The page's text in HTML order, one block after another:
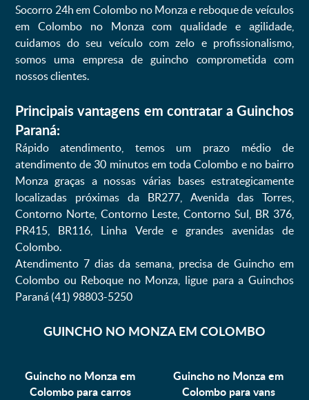
Socorro 24h em Colombo no Monza e reboque de veículos
em Colombo no Monza com qualidade e agilidade,
cuidamos do seu veículo com zelo e profissionalismo,
somos uma empresa de guincho comprometida com
nossos clientes.
Principais vantagens em contratar a Guinchos
Paraná:
Rápido atendimento, temos um prazo médio de
atendimento de 30 minutos em toda Colombo e no bairro
Monza graças a nossas várias bases estrategicamente
localizadas próximas da BR277, Avenida das Torres,
Contorno Norte, Contorno Leste, Contorno Sul, BR 376,
PR415, BR116, Linha Verde e grandes avenidas de
Colombo.
Atendimento 7 dias da semana, precisa de Guincho em
Colombo ou Reboque no Monza, ligue para a Guinchos
Paraná (41) 98803-5250
GUINCHO NO MONZA EM COLOMBO
Guincho no Monza em
Colombo paracarros
Guincho no Monza em
Colombo paravans